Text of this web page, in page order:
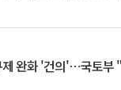
제 완화 '건의'⋯국토부